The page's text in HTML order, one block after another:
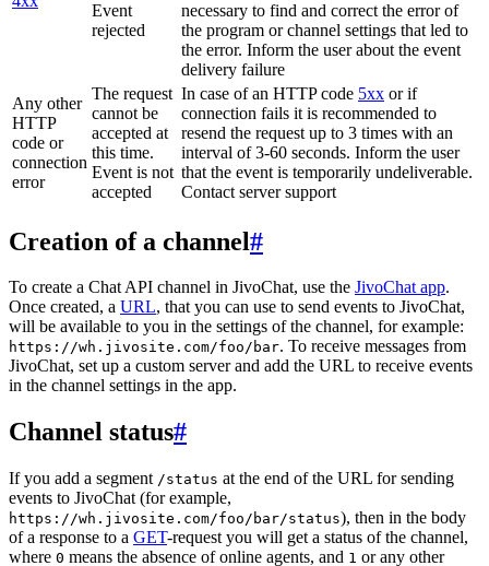
Event
rejected
necessary to find and correct the error of
the program or channel settings that led to
the error. Inform the user about the event
delivery failure
Any other
HTTP
code or
connection
error
The request
cannot be
accepted at
this time.
Event is not
accepted
In case of an HTTP code 5xx or if
connection fails it is recommended to
resend the request up to 3 times with an
interval of 3-60 seconds. Inform the user
that the event is temporarily undeliverable.
Contact server support
Creation of a channel#
To create a Chat API channel in JivoChat, use the JivoChat app.
Once created, a URL, that you can use to send events to JivoChat,
will be available to you in the settings of the channel, for example:
https://wh.jivosite.com/foo/bar. To receive messages from
JivoChat, set up a custom server and add the URL to receive events
in the channel settings in the app.
Channel status#
If you add a segment /status at the end of the URL for sending
events to JivoChat (for example,
https://wh.jivosite.com/foo/bar/status), then in the body
of a response to a GET-request you will get a status of the channel,
where 0 means the absence of online agents, and 1 or any other